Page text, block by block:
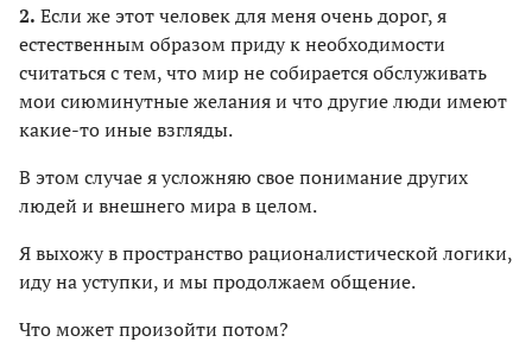
2. Если же этот человек для меня очень дорог, я
естественным образом приду к необходимости
считаться с тем, что мир не собирается обслуживать
мои сиюминутные желания и что другие люди имеют
какие-то иные взгляды.
В этом случае я усложняю свое понимание других
людей и внешнего мира в целом.
Я выхожу в пространство рационалистической логики,
иду на уступки, и мы продолжаем общение.
Что может произойти потом?